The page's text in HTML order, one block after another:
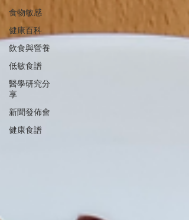
食物敏感
健康百科
飲食與營養
低敏食譜
醫學研究分
享
新聞發佈會
健康食譜